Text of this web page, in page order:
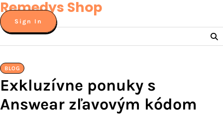
Skip
to
content
Remedys Shop
Sign In
BLOG
Exkluzívne ponuky s
Answear zľavovým kódom